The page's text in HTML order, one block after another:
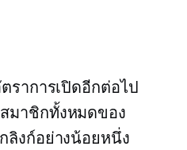
ราการเปิดอีกต่อไป
มาชิกทั้งหมดของ
ลิงก์อย่างน้อยหนึ่ง